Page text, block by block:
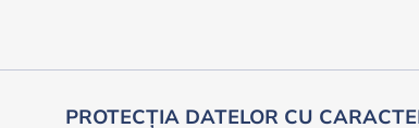
PROTECȚIA DATELOR CU